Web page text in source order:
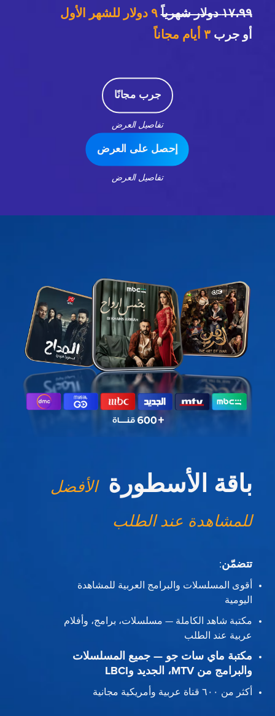
١٧،٩٩ دولار شهرياً
٩ دولار للشهر الأول
أو جرب٣ أيام مجاناً
جرب مجانًا
تفاصيل العرض
إحصل على العرض
تفاصيل العرض
باقة الأسطورة الأفضل
للمشاهدة عند الطلب
تتضمّن:
أقوى المسلسلات والبرامج العربية للمشاهدة
اليومية
مكتبة شاهد الكاملة — مسلسلات، برامج، وأفلام
عربية عند الطلب
مكتبة ماي سات جو — جميع المسلسلات
والبرامج من MTV، الجديد وLBCI
أكثر من ٦٠٠ قناة عربية وأمريكية مجانية